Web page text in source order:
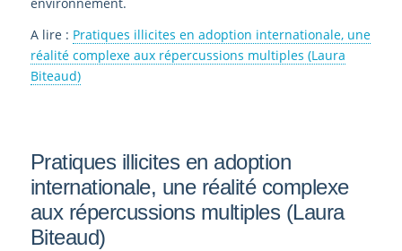
A lire : Pratiques illicites en adoption internationale, une
réalité complexe aux répercussions multiples (Laura
Biteaud)
Pratiques illicites en adoption
internationale, une réalité complexe
aux répercussions multiples (Laura
Biteaud)